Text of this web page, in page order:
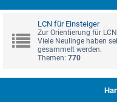
LCN für Einsteiger
Zur Orientierung für
Viele Neulinge haben
gesammelt werden.
Themen: 770